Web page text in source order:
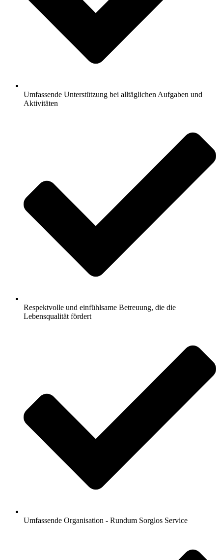
Umfassende Unterstützung bei alltäglichen Aufgaben und
Aktivitäten
Respektvolle und einfühlsame Betreuung, die die
Lebensqualität fördert
Umfassende Organisation - Rundum Sorglos Service